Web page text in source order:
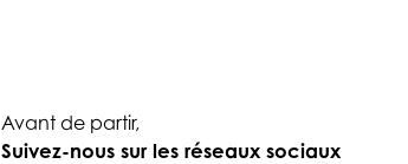
Avant de partir,
Suivez-nous sur les réseaux sociaux